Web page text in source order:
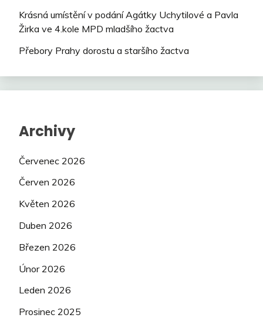
Krásná umístění v podání Agátky Uchytilové a Pavla
Žirka ve 4.kole MPD mladšího žactva
Přebory Prahy dorostu a staršího žactva
Archivy
Červenec 2026
Červen 2026
Květen 2026
Duben 2026
Březen 2026
Únor 2026
Leden 2026
Prosinec 2025